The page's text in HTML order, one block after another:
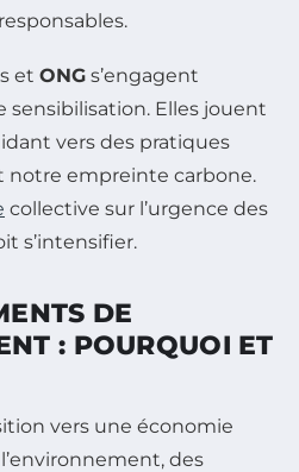
et ONG s’engagent
Elles jouent
vers des pratiques
notre empreinte carbone.
collective sur l’urgence des
s’intensifier.
DE
: POURQUOI ET
vers une économie
des